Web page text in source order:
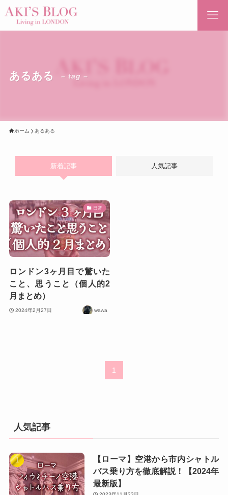
あるある – tag –
ホーム あるある
新着記事 人気記事
日常
ロンドン3ヶ月目で驚いた
こと、思うこと（個人的2
月まとめ）
2024年2月27日 wawa
1
人気記事
【ローマ】空港から市内シャトル
バス乗り方を徹底解説！【2024年
最新版】